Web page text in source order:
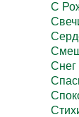
С
Снег